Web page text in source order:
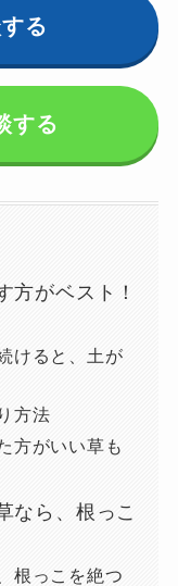
る
する
方がベスト！
けると、土が
方法
方がいい草も
なら、根っこ
根っこを絶つ